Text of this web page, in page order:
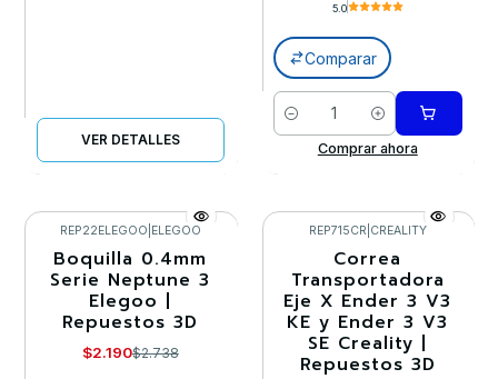
VER DETALLES
5.0
Comparar
Cantidad
Comprar ahora
-20%
REP22ELEGOO ELEGOO
Boquilla 0.4mm
Serie Neptune 3
Elegoo |
Repuestos 3D
$2.190$2.738
REP715CR CREALITY
Correa
Transportadora
Eje X Ender 3 V3
KE y Ender 3 V3
SE Creality |
Repuestos 3D